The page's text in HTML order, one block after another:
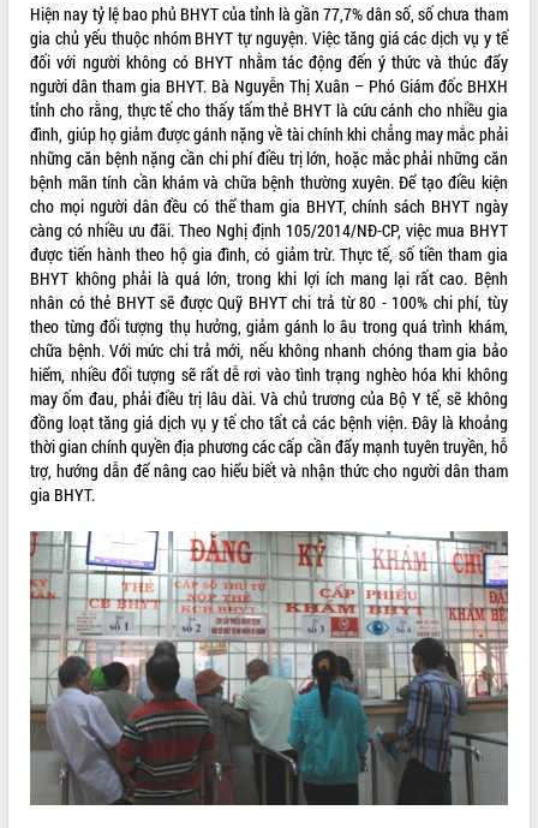
Lễ truy tặng danh hiệu “Bà Mẹ Việt
Nam Anh hùng” và trao Huân chương
Lao động
UBND tỉnh Đắk Lắk triển khai nhiệm
vụ 6 tháng cuối năm 2026
Kỳ họp thứ Hai, Hội đồng nhân dân
tỉnh khóa XI quyết nghị nhiều nội dung
quan trọng
Bí thư Tỉnh ủy Lương Nguyễn Minh
Triết thăm, tặng quà người có công với
cách mạng
Rà soát, hoàn thiện hệ thống thiết chế
văn hóa, thể thao đáp ứng yêu cầu
phát triển mới
Thường trực HĐND tỉnh Đắk Lắk gặp
mặt Đoàn chuyên gia y tế TP. Hồ Chí
Minh
Lễ truy điệu và an táng hài cốt liệt sĩ
tại Nghĩa trang Liệt sĩ xã Sơn Hòa
Bàn giải pháp tháo gỡ khó khăn trong
xuất khẩu sầu riêng và triển khai quy
định EUDR
Thứ trưởng Bộ Nông nghiệp và Môi
trường Nguyễn Hoàng Hiệp khảo sát
vùng trồng và doanh nghiệp đóng gói
sầu riêng tại Đắk Lắk
Trình diễn nghệ thuật chế biến các
món ăn từ sầu riêng
Đắk Lắk công bố Quy hoạch và xúc
tiến đầu tư tỉnh
Ngành cá ngừ Đắk Lắk chủ động thích
ALBUM ẢNH
LIÊN KẾT WEB
THỐNG KÊ TRUY CẬP
Hôm nay: 678
Tất cả: 66113792
Hiện nay tỷ lệ bao phủ BHYT của tỉnh là gần 77,7% dân số, số chưa tham
gia chủ yếu thuộc nhóm BHYT tự nguyện. Việc tăng giá các dịch vụ y tế
đối với người không có BHYT nhằm tác động đến ý thức và thúc đẩy
người dân tham gia BHYT. Bà Nguyễn Thị Xuân – Phó Giám đốc BHXH
tỉnh cho rằng, thực tế cho thấy tấm thẻ BHYT là cứu cánh cho nhiều gia
đình, giúp họ giảm được gánh nặng về tài chính khi chẳng may mắc phải
những căn bệnh nặng cần chi phí điều trị lớn, hoặc mắc phải những căn
bệnh mãn tính cần khám và chữa bệnh thường xuyên. Để tạo điều kiện
cho mọi người dân đều có thể tham gia BHYT, chính sách BHYT ngày
càng có nhiều ưu đãi. Theo Nghị định 105/2014/NĐ-CP, việc mua BHYT
được tiến hành theo hộ gia đình, có giảm trừ. Thực tế, số tiền tham gia
BHYT không phải là quá lớn, trong khi lợi ích mang lại rất cao. Bệnh
nhân có thẻ BHYT sẽ được Quỹ BHYT chi trả từ 80 - 100% chi phí, tùy
theo từng đối tượng thụ hưởng, giảm gánh lo âu trong quá trình khám,
chữa bệnh. Với mức chi trả mới, nếu không nhanh chóng tham gia bảo
hiểm, nhiều đối tượng sẽ rất dễ rơi vào tình trạng nghèo hóa khi không
may ốm đau, phải điều trị lâu dài. Và chủ trương của Bộ Y tế, sẽ không
đồng loạt tăng giá dịch vụ y tế cho tất cả các bệnh viện. Đây là khoảng
thời gian chính quyền địa phương các cấp cần đẩy mạnh tuyên truyền, hỗ
trợ, hướng dẫn để nâng cao hiểu biết và nhận thức cho người dân tham
gia BHYT.